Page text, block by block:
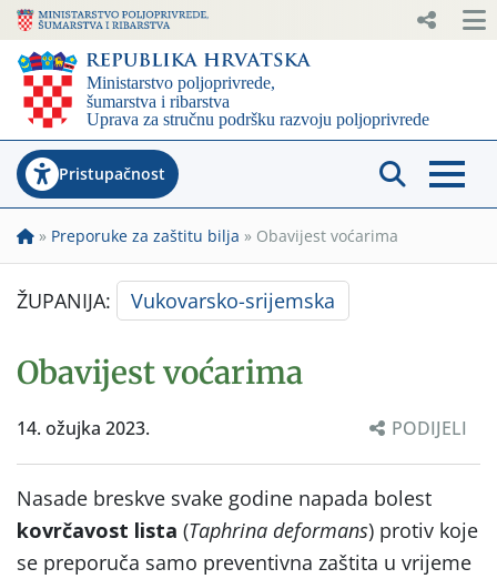
Pristupačnost
» Preporuke za zaštitu bilja » Obavijest voćarima
ŽUPANIJA: Vukovarsko-srijemska
Obavijest voćarima
14. ožujka 2023. PODIJELI
Nasade breskve svake godine napada bolest
kovrčavost lista (Taphrina deformans) protiv koje
se preporuča samo preventivna zaštita u vrijeme